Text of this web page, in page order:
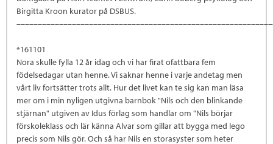
Birgitta Kroon kurator på DSBUS.
*161101
Nora skulle fylla 12 år idag och vi har firat ofattbara fem
födelsedagar utan henne. Vi saknar henne i varje andetag men
vårt liv fortsätter trots allt. Hur det livet kan te sig kan man läsa
mer om i min nyligen utgivna barnbok "Nils och den blinkande
stjärnan" utgiven av Idus förlag som handlar om "Nils börjar
förskoleklass och lär känna Alvar som gillar att bygga med lego
precis som Nils gör. Och så har Nils en storasyster som heter